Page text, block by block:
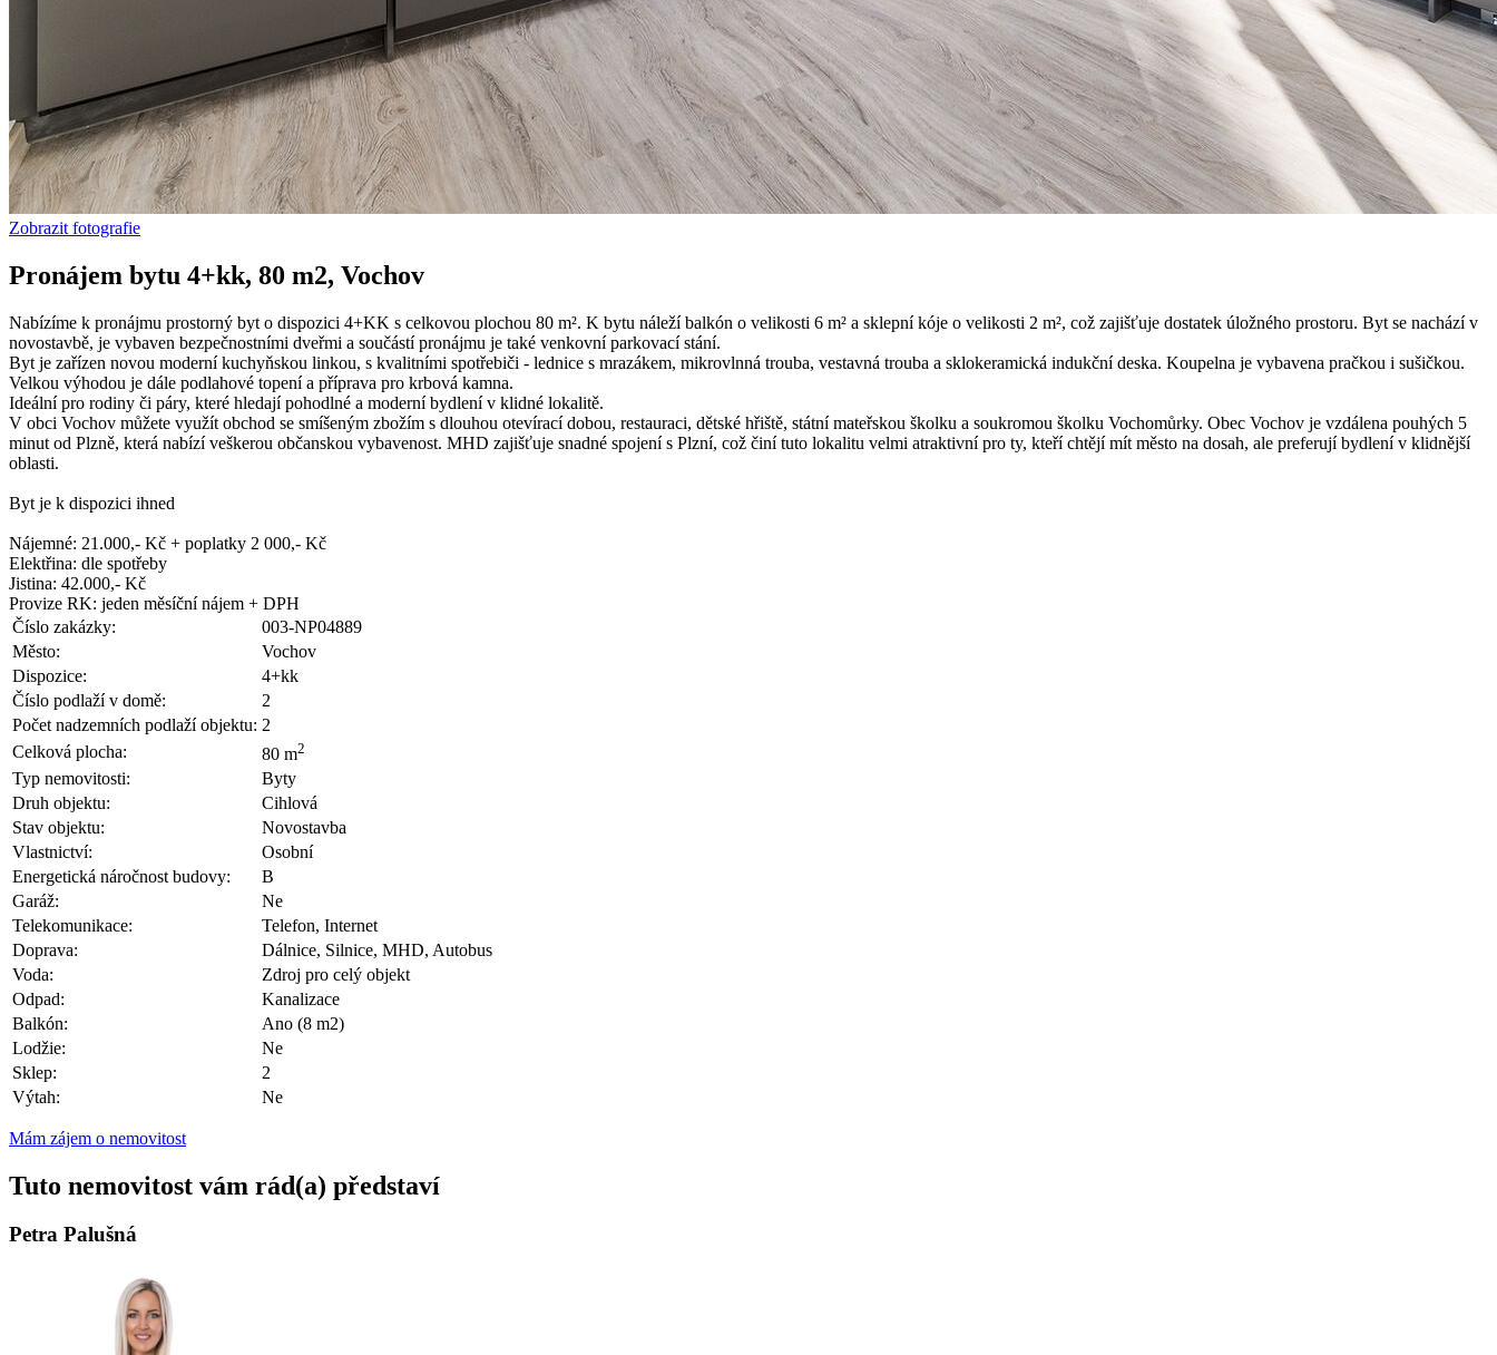
Zobrazit fotografie
Pronájem bytu 4+kk, 80 m2, Vochov
Nabízíme k pronájmu prostorný byt o dispozici 4+KK s celkovou plochou 80 m². K bytu náleží balkón o velikosti 6 m² a sklepní kóje o velikosti 2 m², což zajišťuje dostatek úložného prostoru. Byt se nachází v
novostavbě, je vybaven bezpečnostními dveřmi a součástí pronájmu je také venkovní parkovací stání.
Byt je zařízen novou moderní kuchyňskou linkou, s kvalitními spotřebiči - lednice s mrazákem, mikrovlnná trouba, vestavná trouba a sklokeramická indukční deska. Koupelna je vybavena pračkou i sušičkou.
Velkou výhodou je dále podlahové topení a příprava pro krbová kamna.
Ideální pro rodiny či páry, které hledají pohodlné a moderní bydlení v klidné lokalitě.
V obci Vochov můžete využít obchod se smíšeným zbožím s dlouhou otevírací dobou, restauraci, dětské hřiště, státní mateřskou školku a soukromou školku Vochomůrky. Obec Vochov je vzdálena pouhých 5
minut od Plzně, která nabízí veškerou občanskou vybavenost. MHD zajišťuje snadné spojení s Plzní, což činí tuto lokalitu velmi atraktivní pro ty, kteří chtějí mít město na dosah, ale preferují bydlení v klidnější
oblasti.
Byt je k dispozici ihned
Nájemné: 21.000,- Kč + poplatky 2 000,- Kč
Elektřina: dle spotřeby
Jistina: 42.000,- Kč
Provize RK: jeden měsíční nájem + DPH
Číslo zakázky:
003-NP04889
Město:
Vochov
Dispozice:
4+kk
Číslo podlaží v domě:
2
Počet nadzemních podlaží objektu: 2
Celková plocha:
80 m2
Typ nemovitosti:
Byty
Druh objektu:
Cihlová
Stav objektu:
Novostavba
Vlastnictví:
Osobní
Energetická náročnost budovy:
B
Garáž:
Ne
Telekomunikace:
Telefon, Internet
Doprava:
Dálnice, Silnice, MHD, Autobus
Voda:
Zdroj pro celý objekt
Odpad:
Kanalizace
Balkón:
Ano (8 m2)
Lodžie:
Ne
Sklep:
2
Výtah:
Ne
Mám zájem o nemovitost
Tuto nemovitost vám rád(a) představí
Petra Palušná